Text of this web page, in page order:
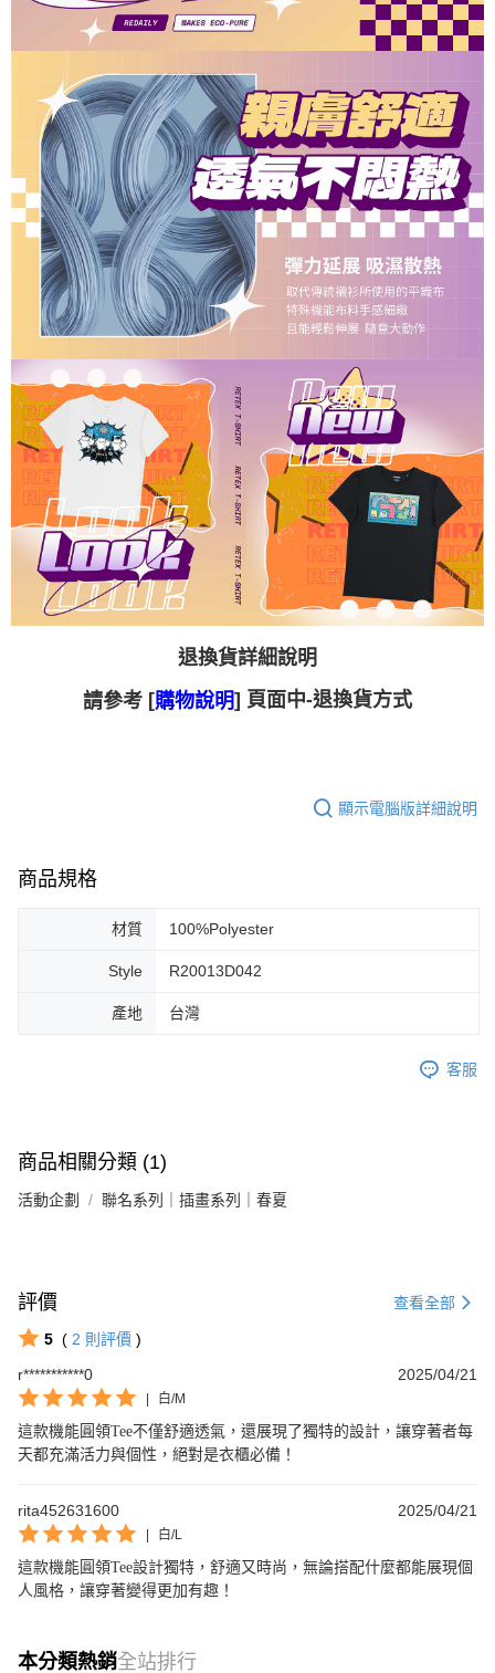
退換貨詳細說明
請參考 [購物說明] 頁面中-退換貨方式
顯示電腦版詳細說明
商品規格
材質 100%Polyester
Style R20013D042
產地 台灣
客服
商品相關分類 (1)
活動企劃 聯名系列｜插畫系列｜春夏
評價 查看全部
5 ( 2 則評價 )
r***********0
2025/04/21
白/M
這款機能圓領Tee不僅舒適透氣，還展現了獨特的設計，讓穿著者每
天都充滿活力與個性，絕對是衣櫃必備！
rita452631600 2025/04/21
白/L
這款機能圓領Tee設計獨特，舒適又時尚，無論搭配什麼都能展現個
人風格，讓穿著變得更加有趣！
本分類熱銷全站排行